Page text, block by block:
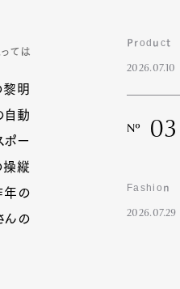
ては
黎明
自動
ポー
操縦
年の
んの
Product
2026.07.10
Nº 03
Fashion
2026.07.29